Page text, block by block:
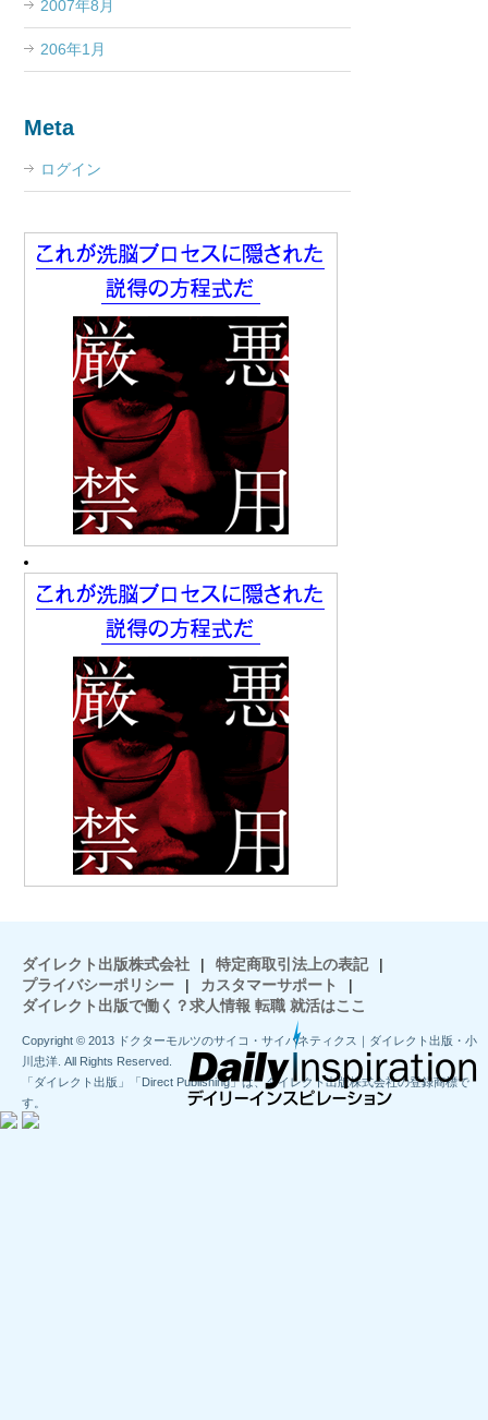
2007年8月
206年1月
Meta
ログイン
ダイレクト出版株式会社 | 特定商取引法上の表記
|
プライバシーポリシー
| カスタマーサポート
|
ダイレクト出版で働く？求人情報 転職 就活はここ
Copyright © 2013 ドクターモルツのサイコ・サイバネティクス｜ダイレクト出版・小
川忠洋. All Rights Reserved.
「ダイレクト出版」「Direct Publishing」は、ダイレクト出版株式会社の登録商標で
す。